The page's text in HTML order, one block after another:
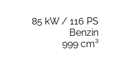
85 kW / 116 PS
Benzin
999 cm³